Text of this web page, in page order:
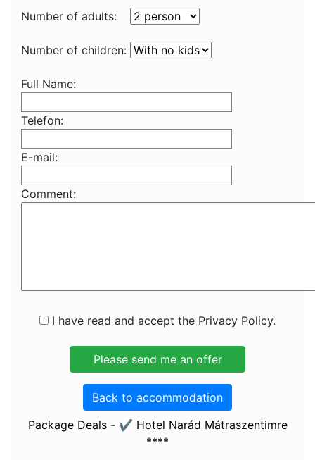
Number of adults:
Number of children:
Full Name:
Telefon:
E-mail:
Comment:
I have read and accept the Privacy Policy.
Back to accommodation
Package Deals - ✔️ Hotel Narád Mátraszentimre
****